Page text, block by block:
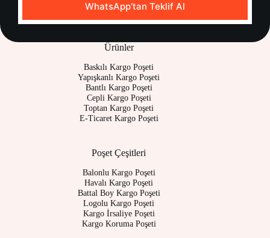
WhatsApp’tan Teklif Al
Ürünler
Baskılı Kargo Poşeti
Yapışkanlı Kargo Poşeti
Bantlı Kargo Poşeti
Cepli Kargo Poşeti
Toptan Kargo Poşeti
E-Ticaret Kargo Poşeti
Poşet Çeşitleri
Balonlu Kargo Poşeti
Havalı Kargo Poşeti
Battal Boy Kargo Poşeti
Logolu Kargo Poşeti
Kargo İrsaliye Poşeti
Kargo Koruma Poşeti